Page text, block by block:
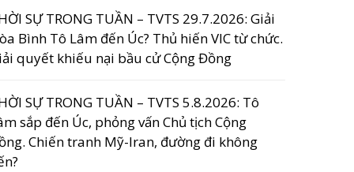
SỰ TRONG TUẦN – TVTS 29.7.2026: Giải
Bình Tô Lâm đến Úc? Thủ hiến VIC từ chức.
quyết khiếu nại bầu cử Cộng Đồng
SỰ TRONG TUẦN – TVTS 5.8.2026: Tô
sắp đến Úc, phỏng vấn Chủ tịch Cộng
Chiến tranh Mỹ-Iran, đường đi không